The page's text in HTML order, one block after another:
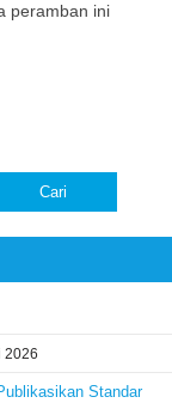
peramban ini
2026
Standar